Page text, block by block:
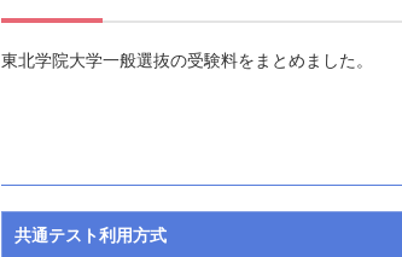
東北学院大学一般選抜の受験料をまとめました。
共通テスト利用方式